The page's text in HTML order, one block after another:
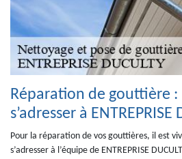
Réparation de gouttière
s’adresser à ENTREPRISE
Pour la réparation de vos gouttières, il est
s’adresser à l’équipe de ENTREPRISE